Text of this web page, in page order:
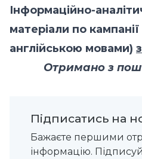
Інформаційно-
матеріали по
англійською мовами)
Отримано з
Підписатись на
Бажаєте першими
інформацію.